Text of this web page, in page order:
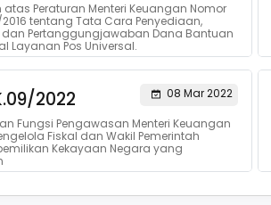
atas Peraturan Menteri Keuangan Nomor
2016 tentang Tata Cara Penyediaan,
dan Pertanggungjawaban Dana Bantuan
Layanan Pos Universal.
2022
08 Mar 2022
Fungsi Pengawasan Menteri Keuangan
Fiskal dan Wakil Pemerintah
Kekayaan Negara yang